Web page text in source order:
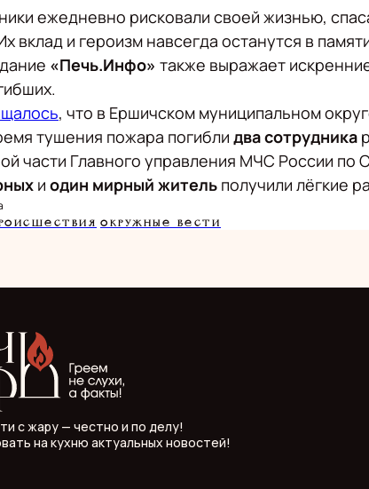
ежедневно рисковали своей жизнью,
вклад и героизм навсегда останутся в
«Печь.Инфо» также выражает
, что в Ершичском муниципальном
тушения пожара погибли два сотрудника
части Главного управления МЧС России по
и один мирный житель получили лёгкие
Окружные вести
с жару — честно и по делу!
на кухню актуальных новостей!